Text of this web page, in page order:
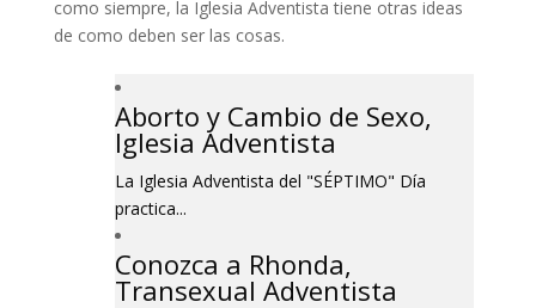
como siempre, la Iglesia Adventista tiene otras ideas
de como deben ser las cosas.
Aborto y Cambio de Sexo,
Iglesia Adventista
La Iglesia Adventista del "SÉPTIMO" Día
practica...
Conozca a Rhonda,
Transexual Adventista